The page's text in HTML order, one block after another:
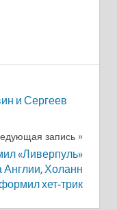
и Сергеев
запись
«Ливерпуль»
Холанн
хет-трик